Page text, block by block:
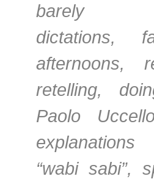
barely
dictations,
afternoons,
retelling,
Paolo
“wabi sabi”,